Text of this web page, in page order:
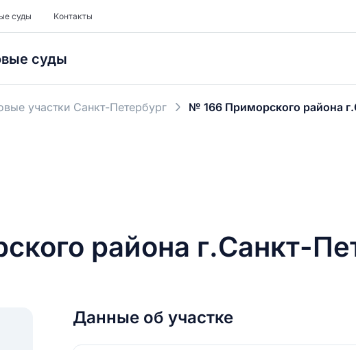
суды Контакты
суды
участки Санкт-Петербург № 166 Приморского района
района г.Санкт-
Данные об участке